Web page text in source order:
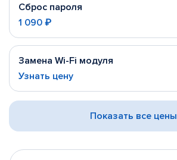
Сброс пароля
1 090 ₽
Замена Wi-Fi модуля
Узнать цену
Показать все цены